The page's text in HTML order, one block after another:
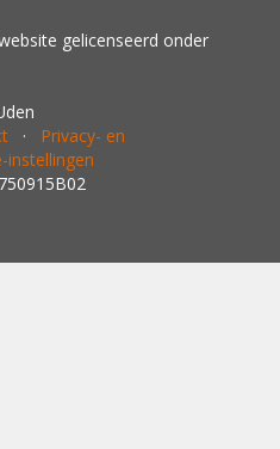
gelicenseerd onder
· Privacy- en
instellingen